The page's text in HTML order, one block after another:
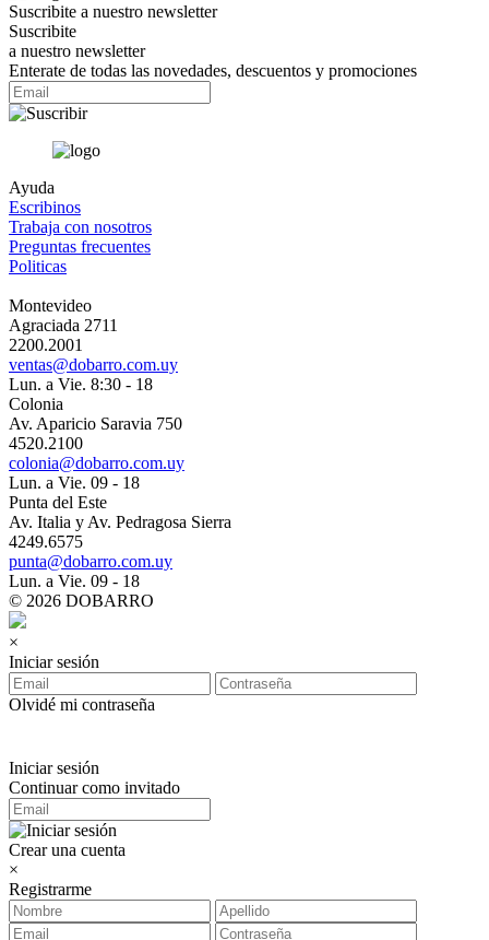
Suscribite a nuestro newsletter
Suscribite
a nuestro newsletter
Enterate de todas las novedades, descuentos y promociones
Ayuda
Escribinos
Trabaja con nosotros
Preguntas frecuentes
Politicas
Montevideo
Agraciada 2711
2200.2001
ventas@dobarro.com.uy
Lun. a Vie. 8:30 - 18
Colonia
Av. Aparicio Saravia 750
4520.2100
colonia@dobarro.com.uy
Lun. a Vie. 09 - 18
Punta del Este
Av. Italia y Av. Pedragosa Sierra
4249.6575
punta@dobarro.com.uy
Lun. a Vie. 09 - 18
© 2026 DOBARRO
×
Iniciar sesión
Olvidé mi contraseña
Iniciar sesión
Continuar como invitado
Crear una cuenta
×
Registrarme